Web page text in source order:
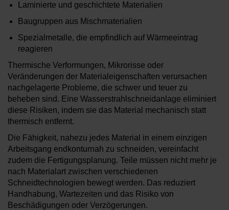
Laminierte und geschichtete Materialien
Baugruppen aus Mischmaterialien
Spezialmetalle, die empfindlich auf Wärmeeintrag
reagieren
Thermische Verformungen, Mikrorisse oder
Veränderungen der Materialeigenschaften verursachen
nachgelagerte Probleme, die schwer und teuer zu
beheben sind. Eine Wasserstrahlschneidanlage eliminiert
diese Risiken, indem sie das Material mechanisch statt
thermisch entfernt.
Die Fähigkeit, nahezu jedes Material in einem einzigen
Arbeitsgang endkonturnah zu schneiden, vereinfacht
zudem die Fertigungsplanung. Teile müssen nicht mehr je
nach Materialart zwischen verschiedenen
Schneidtechnologien bewegt werden. Das reduziert
Handhabung, Wartezeiten und das Risiko von
Beschädigungen oder Verzögerungen.